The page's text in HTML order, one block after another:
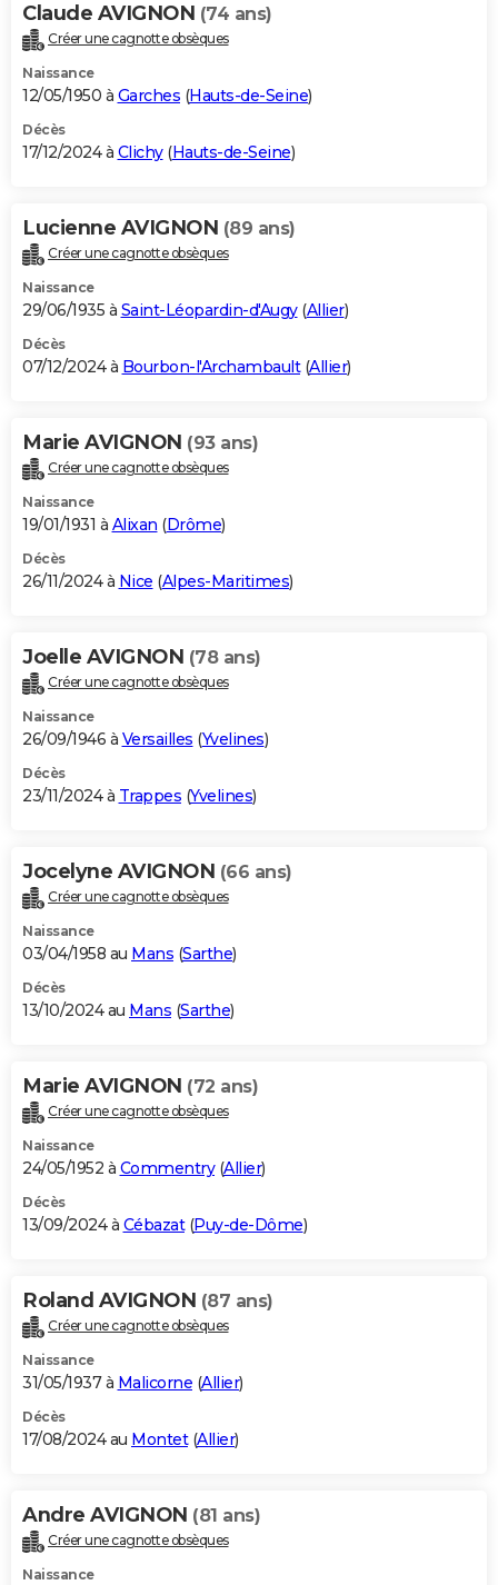
Claude AVIGNON (74 ans)
Créer une cagnotte obsèques
Naissance
12/05/1950 à Garches (Hauts-de-Seine)
Décès
17/12/2024 à Clichy(Hauts-de-Seine)
Lucienne AVIGNON (89 ans)
Créer une cagnotte obsèques
Naissance
29/06/1935 à Saint-Léopardin-d'Augy(Allier)
Décès
07/12/2024 à Bourbon-l'Archambault(Allier)
Marie AVIGNON (93 ans)
Créer une cagnotte obsèques
Naissance
19/01/1931 à Alixan (Drôme)
Décès
26/11/2024 à Nice (Alpes-Maritimes)
Joelle AVIGNON (78 ans)
Créer une cagnotte obsèques
Naissance
26/09/1946 à Versailles (Yvelines)
Décès
23/11/2024 à Trappes (Yvelines)
Jocelyne AVIGNON (66 ans)
Créer une cagnotte obsèques
Naissance
03/04/1958 au Mans (Sarthe)
Décès
13/10/2024 au Mans (Sarthe)
Marie AVIGNON (72 ans)
Créer une cagnotte obsèques
Naissance
24/05/1952 à Commentry(Allier)
Décès
13/09/2024 à Cébazat(Puy-de-Dôme)
Roland AVIGNON (87 ans)
Créer une cagnotte obsèques
Naissance
31/05/1937 à Malicorne (Allier)
Décès
17/08/2024 au Montet(Allier)
Andre AVIGNON (81 ans)
Créer une cagnotte obsèques
Naissance